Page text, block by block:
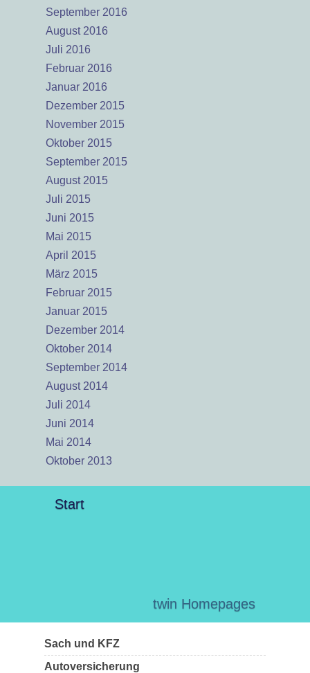
September 2016
August 2016
Juli 2016
Februar 2016
Januar 2016
Dezember 2015
November 2015
Oktober 2015
September 2015
August 2015
Juli 2015
Juni 2015
Mai 2015
April 2015
März 2015
Februar 2015
Januar 2015
Dezember 2014
Oktober 2014
September 2014
August 2014
Juli 2014
Juni 2014
Mai 2014
Oktober 2013
Start
twin Homepages
Sach und KFZ
Autoversicherung